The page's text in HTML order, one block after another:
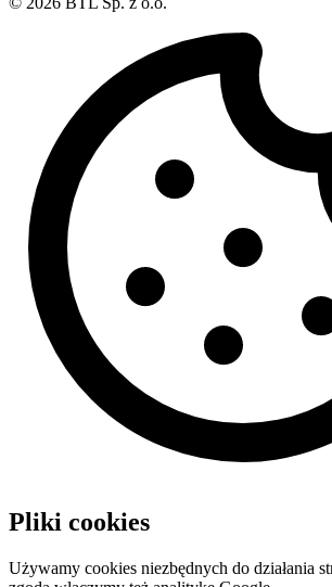
Pliki cookies
Używamy cookies niezbędnych do działania